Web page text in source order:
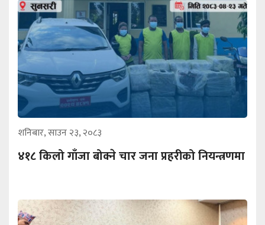
शनिबार, साउन २३, २०८३
४१८ किलो गाँजा बोक्ने चार जना प्रहरीको नियन्त्रणमा